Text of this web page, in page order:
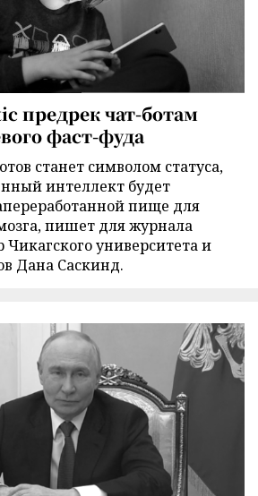
предрек чат-ботам
фаст-фуда
станет символом статуса,
интеллект будет
пище для
пишет для журнала
университета и
Дана Саскинд.